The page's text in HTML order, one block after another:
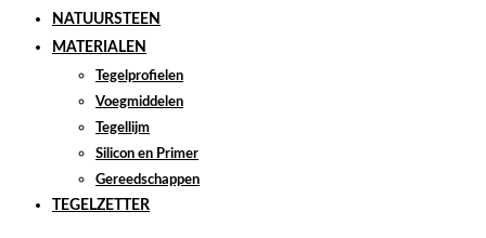
NATUURSTEEN
MATERIALEN
Tegelprofielen
Voegmiddelen
Tegellijm
Silicon en Primer
Gereedschappen
TEGELZETTER